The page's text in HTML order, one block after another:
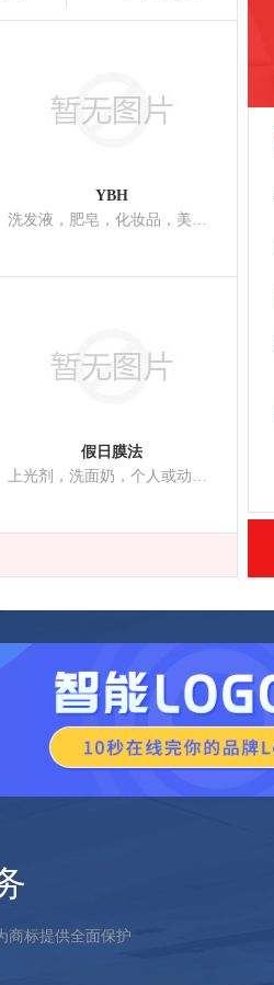
YBH
洗发液，肥皂，化妆品，美容面膜，香，香精油
假日膜法
上光剂，洗面奶，个人或动物用除臭剂，个人或动物用除臭剂，香水，清洁制剂，香精油，香，牙膏，化妆品，美容面膜
商标提供全面保护